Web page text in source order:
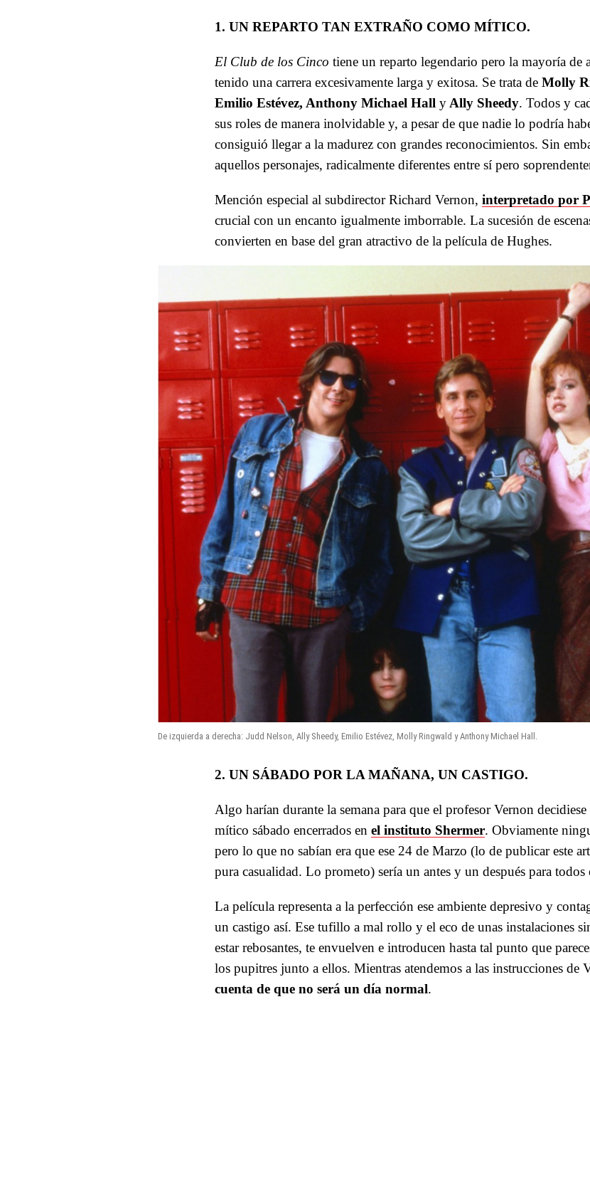
1. UN REPARTO TAN EXTRAÑO COMO MÍTICO.
El Club de los Cinco tiene un reparto legendario pero la mayoría de
tenido una carrera excesivamente larga y exitosa. Se trata de Molly
Emilio Estévez, Anthony Michael Hall y Ally Sheedy. Todos y
sus roles de manera inolvidable y, a pesar de que nadie lo podría
consiguió llegar a la madurez con grandes reconocimientos. Sin
aquellos personajes, radicalmente diferentes entre sí pero
Mención especial al subdirector Richard Vernon, interpretado por
crucial con un encanto igualmente imborrable. La sucesión de
convierten en base del gran atractivo de la película de Hughes.
De izquierda a derecha: Judd Nelson, Ally Sheedy, Emilio Estévez, Molly Ringwald y Anthony Michael Hall.
2. UN SÁBADO POR LA MAÑANA, UN CASTIGO.
Algo harían durante la semana para que el profesor Vernon
mítico sábado encerrados en el instituto Shermer. Obviamente
pero lo que no sabían era que ese 24 de Marzo (lo de publicar este
pura casualidad. Lo prometo) sería un antes y un después para todos
La película representa a la perfección ese ambiente depresivo y
un castigo así. Ese tufillo a mal rollo y el eco de unas instalaciones
estar rebosantes, te envuelven e introducen hasta tal punto que
los pupitres junto a ellos. Mientras atendemos a las instrucciones de
cuenta de que no será un día normal.